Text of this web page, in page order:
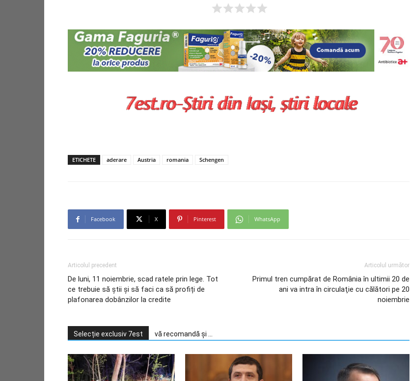
ETICHETE aderare Austria romania Schengen
Facebook X Pinterest WhatsApp
Articolul precedent
De luni, 11 noiembrie, scad ratele prin lege. Tot
ce trebuie să știi și să faci ca să profiți de
plafonarea dobânzilor la credite
Articolul următor
Primul tren cumpărat de România în ultimii 20 de
ani va intra în circulaţie cu călători pe 20
noiembrie
Selecție exclusiv 7est vă recomandă și ...